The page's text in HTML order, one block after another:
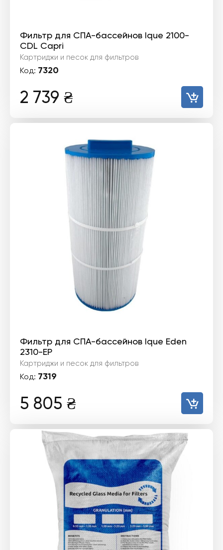
Фильтр для СПА-бассейнов Ique 2100-
CDL Capri
Картриджи и песок для фильтров
Код: 7320
2 739 ₴
Фильтр для СПА-бассейнов Ique Eden
2310-EP
Картриджи и песок для фильтров
Код: 7319
5 805 ₴